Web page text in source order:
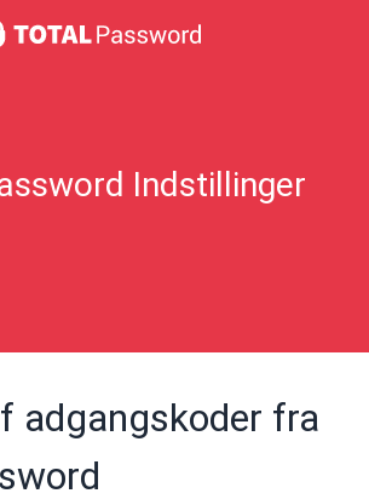
Indstillinger
adgangskoder fra